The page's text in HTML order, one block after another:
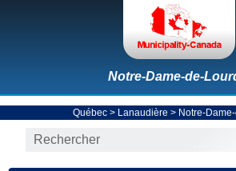
Notre-Dame-de-
Québec > Lanaudière > Notre-